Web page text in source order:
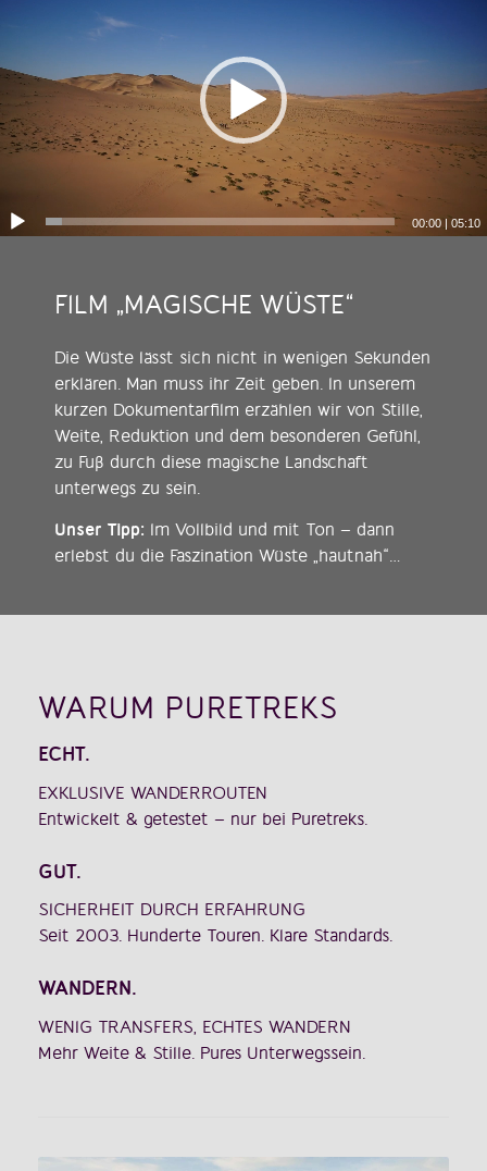
00:00 05:10
FILM „MAGISCHE WÜSTE“
Die Wüste lässt sich nicht in wenigen Sekunden
erklären. Man muss ihr Zeit geben. In unserem
kurzen Dokumentarfilm erzählen wir von Stille,
Weite, Reduktion und dem besonderen Gefühl,
zu Fuß durch diese magische Landschaft
unterwegs zu sein.
Unser Tipp: Im Vollbild und mit Ton – dann
erlebst du die Faszination Wüste „hautnah“…
WARUM PURETREKS
ECHT.
EXKLUSIVE WANDERROUTEN
Entwickelt & getestet – nur bei Puretreks.
GUT.
SICHERHEIT DURCH ERFAHRUNG
Seit 2003. Hunderte Touren. Klare Standards.
WANDERN.
WENIG TRANSFERS, ECHTES WANDERN
Mehr Weite & Stille. Pures Unterwegssein.